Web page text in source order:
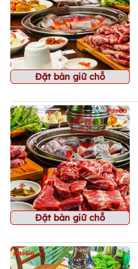
Đặt bàn giữ chỗ
Đặt bàn giữ chỗ